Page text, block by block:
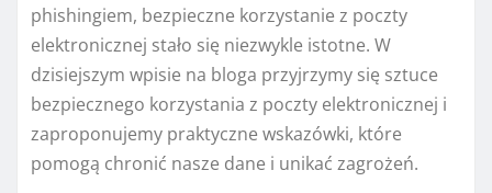
phishingiem, bezpieczne korzystanie z poczty
elektronicznej stało się niezwykle istotne. W
dzisiejszym wpisie na bloga przyjrzymy się sztuce
bezpiecznego korzystania z poczty elektronicznej i
zaproponujemy praktyczne wskazówki, które
pomogą chronić nasze dane i unikać zagrożeń.